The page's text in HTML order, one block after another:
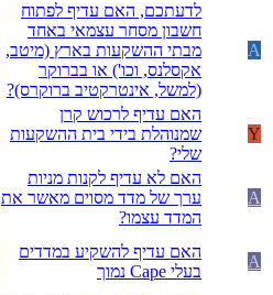
A
לדעתכם, האם עדיף לפתוח
חשבון מסחר עצמאי באחד
מבתי ההשקעות בארץ (מיטב,
אקסלנס, וכו') או בברוקר
(למשל, אינטרקטיב ברוקרס)?
Y
האם עדיף לרכוש קרן
שמנוהלת בידי בית ההשקעות
שלי?
A
האם לא עדיף לקנות מניות
ערך של מדד מסוים מאשר את
המדד עצמו?
A
האם עדיף להשקיע במדדים
בעלי Cape נמוך